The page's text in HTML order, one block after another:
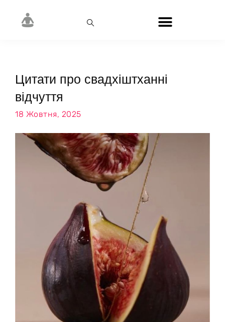
Цитати про свадхіштханні
відчуття
18 Жовтня, 2025